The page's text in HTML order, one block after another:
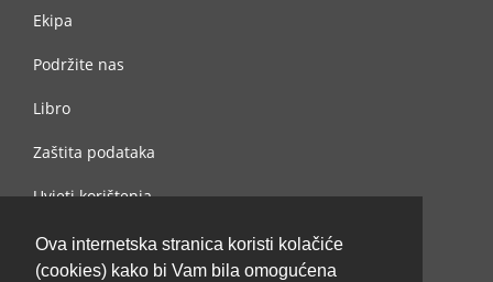
Ova internetska stranica koristi kolačiće
(cookies) kako bi Vam bila omogućena
Ekipa
Podržite nas
Libro
Zaštita podataka
Uvjeti korištenja
Kontaktiraj nas